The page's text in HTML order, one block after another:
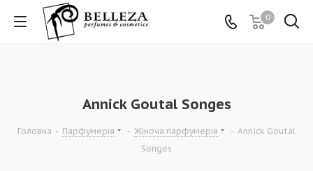
0
Annick Goutal Songes
Головна - Парфумерія - Жіноча парфумерія - Annick Goutal
Songes